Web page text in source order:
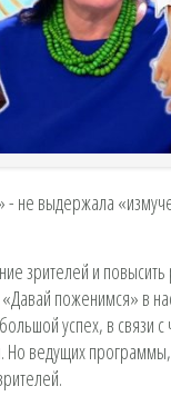
- не выдержала
зрителей и повысить
«Давай поженимся» в
успех, в связи с
ведущих